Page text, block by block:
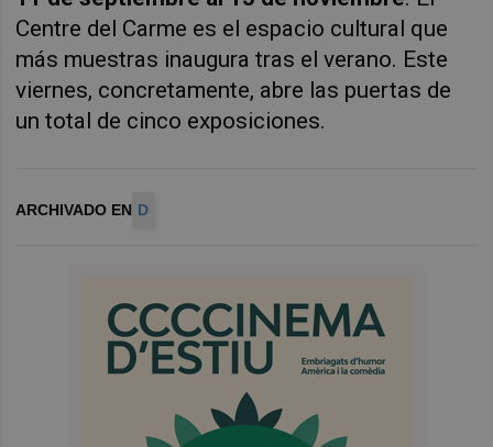
Centre del Carme es el espacio cultural que
más muestras inaugura tras el verano. Este
viernes, concretamente, abre las puertas de
un total de cinco exposiciones.
ARCHIVADO EN D